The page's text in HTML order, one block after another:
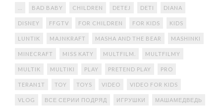
BAD BABY CHILDREN DETEJ DETI DIANA
DISNEY FFGTV FOR CHILDREN FOR KIDS KIDS
LUNTIK MAJNKRAFT MASHA AND THE BEAR MASHINKI
MINECRAFT MISS KATY MULTFILM. MULTFILMY
MULTIK MULTIKI PLAY PRETEND PLAY PRO
TERAN1T TOY TOYS VIDEO VIDEO FOR KIDS
VLOG ВСЕ СЕРИИ ПОДРЯД ИГРУШКИ МАШАМЕДВЕДЬ